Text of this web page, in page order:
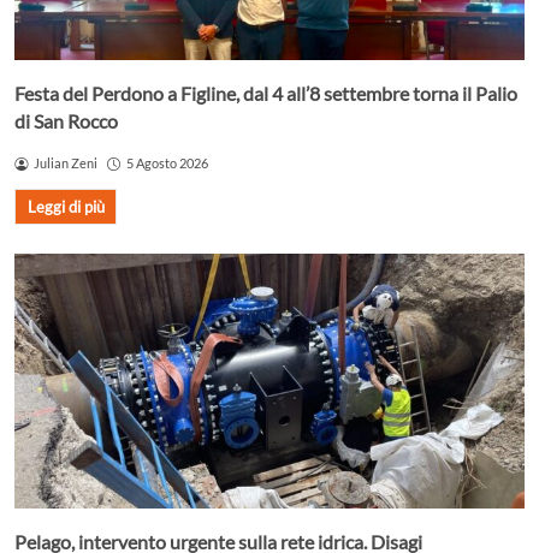
Festa del Perdono a Figline, dal 4 all’8 settembre torna il Palio
di San Rocco
Julian Zeni 5 Agosto 2026
Leggi di più
Pelago, intervento urgente sulla rete idrica. Disagi